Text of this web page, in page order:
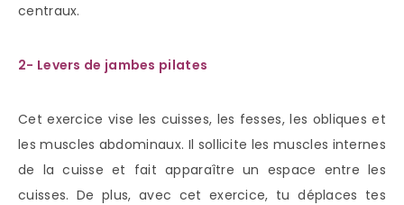
centraux.
2- Levers de jambes pilates
Cet exercice vise les cuisses, les fesses, les obliques et
les muscles abdominaux. Il sollicite les muscles internes
de la cuisse et fait apparaître un espace entre les
cuisses. De plus, avec cet exercice, tu déplaces tes